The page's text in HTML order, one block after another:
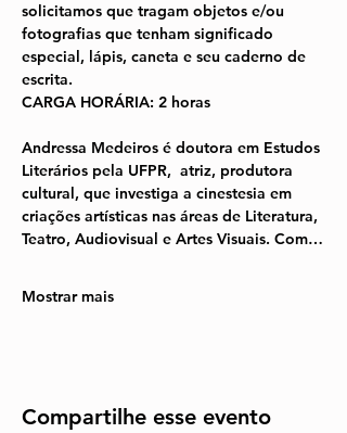
solicitamos que tragam objetos e/ou
fotografias que tenham significado
especial, lápis, caneta e seu caderno de
escrita.
CARGA HORÁRIA: 2 horas
Andressa Medeiros é doutora em Estudos
Literários pela UFPR,  atriz, produtora
cultural, que investiga a cinestesia em
criações artísticas nas áreas de Literatura,
Teatro, Audiovisual e Artes Visuais. Com…
Mostrar mais
Compartilhe esse evento